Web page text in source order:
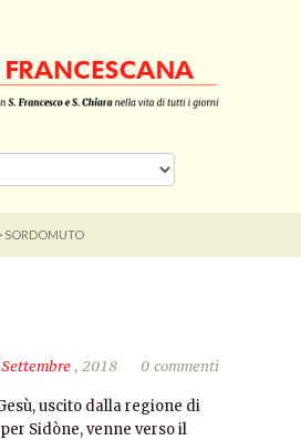
SORDOMUTO
, 2018 0 commenti
uscito dalla regione di
Sidòne, venne verso il